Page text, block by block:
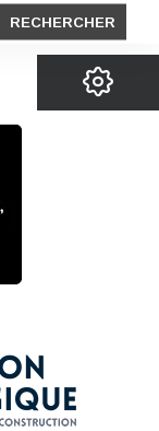
RECHERCHER